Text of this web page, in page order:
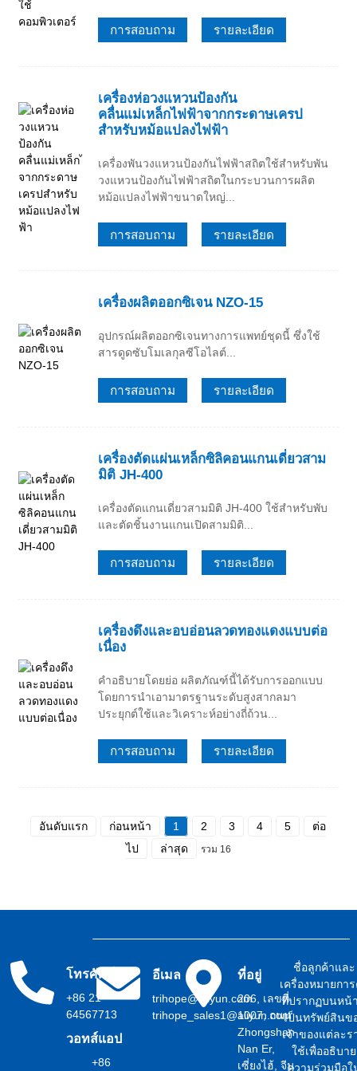
การสอบถาม รายละเอียด
เครื่องห่อวงแหวนป้องกัน
คลื่นแม่เหล็กไฟฟ้าจากกระดาษเครป
สำหรับหม้อแปลงไฟฟ้า
เครื่องพันวงแหวนป้องกันไฟฟ้าสถิตใช้สำหรับพัน
วงแหวนป้องกันไฟฟ้าสถิตในกระบวนการผลิต
หม้อแปลงไฟฟ้าขนาดใหญ่...
การสอบถาม รายละเอียด
เครื่องผลิตออกซิเจน NZO-15
อุปกรณ์ผลิตออกซิเจนทางการแพทย์ชุดนี้ ซึ่งใช้
สารดูดซับโมเลกุลซีโอไลต์...
การสอบถาม รายละเอียด
เครื่องตัดแผ่นเหล็กซิลิคอนแกนเดี่ยวสาม
มิติ JH-400
เครื่องตัดแกนเดี่ยวสามมิติ JH-400 ใช้สำหรับพับ
และตัดชิ้นงานแกนเปิดสามมิติ...
การสอบถาม รายละเอียด
เครื่องดึงและอบอ่อนลวดทองแดงแบบต่อ
เนื่อง
คำอธิบายโดยย่อ ผลิตภัณฑ์นี้ได้รับการออกแบบ
โดยการนำเอามาตรฐานระดับสูงสากลมา
ประยุกต์ใช้และวิเคราะห์อย่างถี่ถ้วน...
การสอบถาม รายละเอียด
อันดับแรก ก่อนหน้า 1 2 3 4 5
ต่อ
ไป
ล่าสุด รวม 16
โทรศัพท์
+86 21
64567713
วอทส์แอป
+86
อีเมล
trihope@aliyun.com
trihope_sales1@aliyun.com
ที่อยู่
206, เลขที่
1007, ถนน
Zhongshan
Nan Er,
เซี่ยงไฮ้, จีน
ชื่อลูกค้าและ
เครื่องหมายกา
ที่ปรากฏบนหน้
เป็นทรัพย์สินข
เจ้าของแต่ละร
ใช้เพื่ออธิบาย
ความร่วมมือใ